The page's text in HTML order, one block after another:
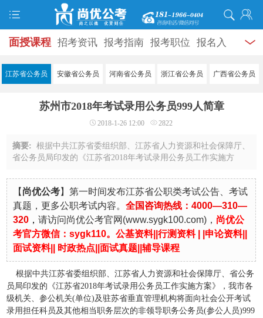
面授课程 招考资讯 报考指南 报考职位 报名入
口 打准考证 成绩查询 面试公告 录用公示 辅导
学员风采 名师团队
服务信息
江苏省公务员 安徽省公务员 河南省公务员 浙江省公务员 广西省公务员
苏州市2018年考试录用公务员999人简章
2018-1-26 12:00 2822
摘要:根据中共江苏省委组织部、江苏省人力资源和社会保障厅、
省公务员局印发的《江苏省2018年考试录用公务员工作实施方
向社会公开考试录用担任科员及其他相当 ...
【 尚优公考】第一时间发布江苏省公职类考试公告、考试
真题，更多公职考试内容。全国咨询热线：4000—310—
320 ，请访问尚优公考官网 (www.sygk100.com)， 尚优公
考官方微信：sygk110。公基资料| |行测资料| | 申论资料||
面试资料|| 时政热点 ||面试真题 ||辅导课程
根据中共江苏省委组织部、江苏省人力资源和社会保障厅、省公务
员局印发的《江苏省2018年考试录用公务员工作实施方案》，我市各
级机关、参公机关(单位)及驻苏省垂直管理机构将面向社会公开考试
录用担任科员及其他相当职务层次的非领导职务公务员(参公人员)999